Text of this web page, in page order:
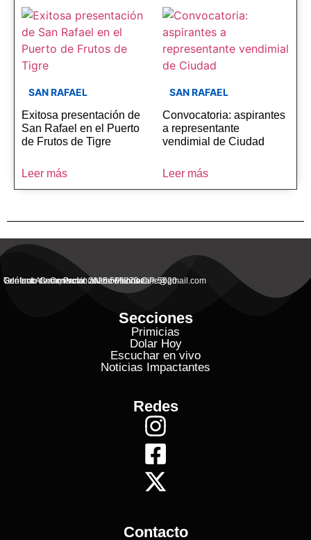
SAN RAFAEL
Exitosa presentación de
San Rafael en el Puerto
de Frutos de Tigre
Leer más
SAN RAFAEL
Convocatoria: aspirantes
a representante
vendimial de Ciudad
Leer más
General Alvear, Provincial de Mendoza
Contacto Commercial: alvearvisionanline@gmail.com
Teléfono de Contacto: 2625 506273 C.P. 5620
Secciones
Primicias
Dolar Hoy
Escuchar en vivo
Noticias Impactantes
Redes
Contacto